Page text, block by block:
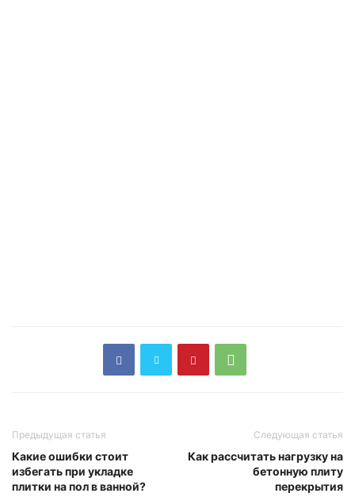
Предыдущая статья
Какие ошибки стоит
избегать при укладке
плитки на пол в ванной?
Следующая статья
Как рассчитать нагрузку на
бетонную плиту
перекрытия